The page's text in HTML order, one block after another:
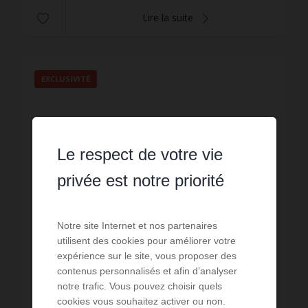
Lire la suite
EXCLUSIVITÉ
VENTE
Appartement Poitiers
Le respect de votre vie
privée est notre priorité
Notre site Internet et nos partenaires
utilisent des cookies pour améliorer votre
expérience sur le site, vous proposer des
contenus personnalisés et afin d’analyser
notre trafic. Vous pouvez choisir quels
cookies vous souhaitez activer ou non.